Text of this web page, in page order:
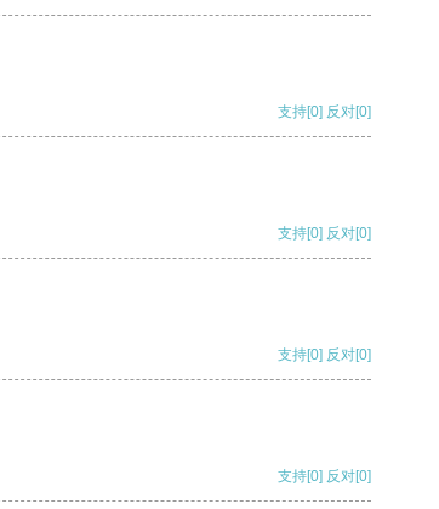
支持[0] 反对[0]
支持[0] 反对[0]
支持[0] 反对[0]
支持[0] 反对[0]